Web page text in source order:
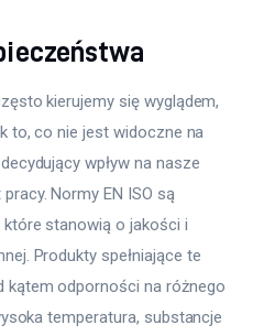
kierujemy się wyglądem,
to, co nie jest widoczne na
wpływ na nasze
Normy EN ISO są
stanowią o jakości i
Produkty spełniające te
odporności na różnego
temperatura, substancje